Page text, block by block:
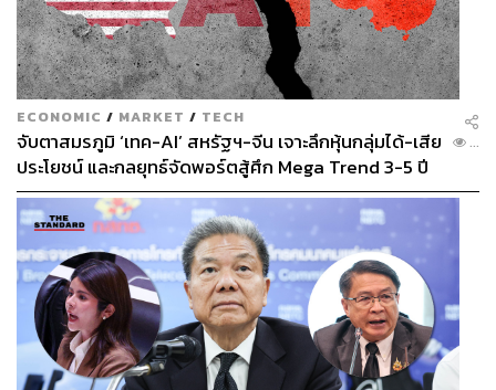
ECONOMIC / MARKET / TECH
จับตาสมรภูมิ ‘เทค-AI’ สหรัฐฯ-จีน เจาะลึกหุ้นกลุ่มได้-เสีย
ประโยชน์ และกลยุทธ์จัดพอร์ตสู้ศึก Mega Trend 3-5 ปี
ข้างหน้า
...